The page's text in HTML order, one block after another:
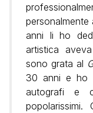
personalmente
anni li ho
artistica
sono grata al
30 anni e ho
autografi e